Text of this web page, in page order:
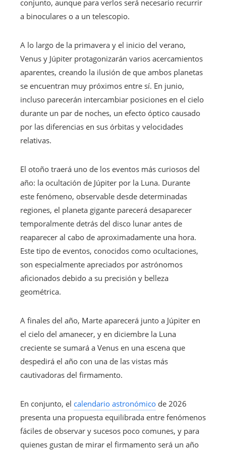
conjunto, aunque para verlos será necesario recurrir
a binoculares o a un telescopio.
A lo largo de la primavera y el inicio del verano,
Venus y Júpiter protagonizarán varios acercamientos
aparentes, creando la ilusión de que ambos planetas
se encuentran muy próximos entre sí. En junio,
incluso parecerán intercambiar posiciones en el cielo
durante un par de noches, un efecto óptico causado
por las diferencias en sus órbitas y velocidades
relativas.
El otoño traerá uno de los eventos más curiosos del
año: la ocultación de Júpiter por la Luna. Durante
este fenómeno, observable desde determinadas
regiones, el planeta gigante parecerá desaparecer
temporalmente detrás del disco lunar antes de
reaparecer al cabo de aproximadamente una hora.
Este tipo de eventos, conocidos como ocultaciones,
son especialmente apreciados por astrónomos
aficionados debido a su precisión y belleza
geométrica.
A finales del año, Marte aparecerá junto a Júpiter en
el cielo del amanecer, y en diciembre la Luna
creciente se sumará a Venus en una escena que
despedirá el año con una de las vistas más
cautivadoras del firmamento.
En conjunto, el calendario astronómico de 2026
presenta una propuesta equilibrada entre fenómenos
fáciles de observar y sucesos poco comunes, y para
quienes gustan de mirar el firmamento será un año